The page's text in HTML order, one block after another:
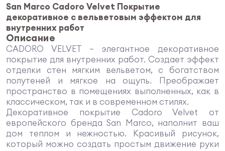
San Marco Cadoro Velvet Покрытие
декоративное с вельветовым эффектом для
внутренних работ
Описание
CADORO VELVET – элегантное декоративное
покрытие для внутренних работ. Создает эффект
отделки стен мягким вельветом, с богатством
полутеней и мягкое на ощупь. Преображает
пространство в помещениях выполненных, как в
классическом, так и в современном стилях.
Декоративное покрытие Cadoro Velvet от
европейского бренда San Marco, наполнит ваш
дом теплом и нежностью. Красивый рисунок,
который можно создать простым движение руки